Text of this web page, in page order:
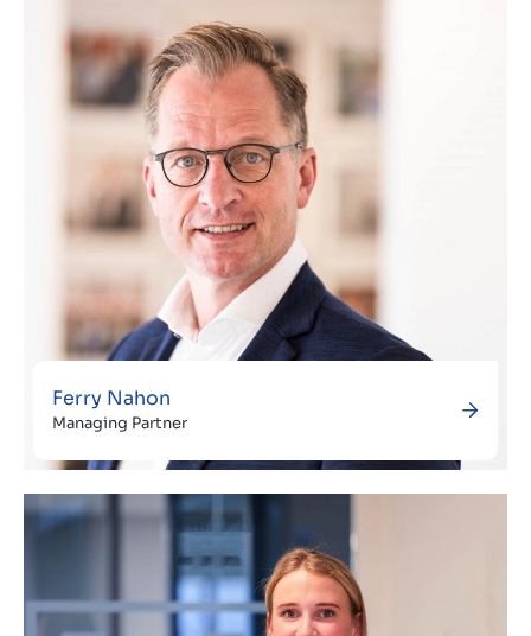
Contact
GB
Ferry Nahon
Managing Partner